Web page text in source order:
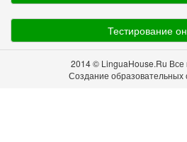
Тестирование
2014 © LinguaHouse.Ru
Создание образовательных